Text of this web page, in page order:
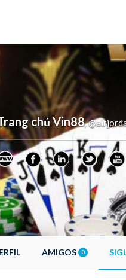
chủ Vin88,
AMIGOS 0